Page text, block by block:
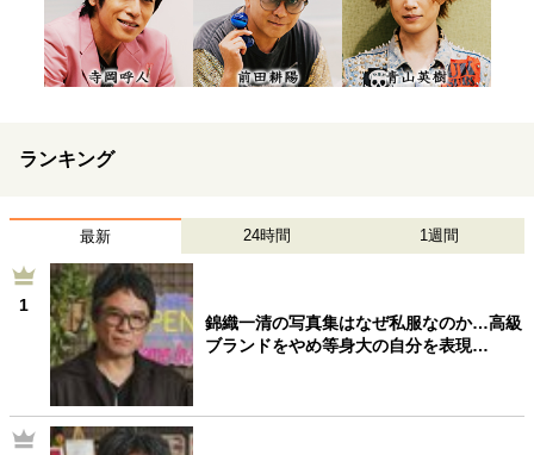
ランキング
最新 24時間 1週間
1
錦織一清の写真集はなぜ私服なのか…高級
ブランドをやめ等身大の自分を表現…